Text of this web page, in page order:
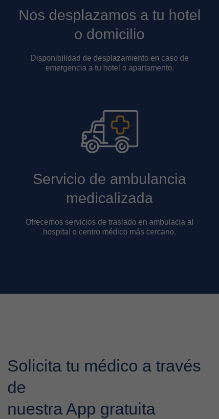
Nos desplazamos a tu hotel
o domicilio
Disponibilidad de desplazamiento en caso de
emergencia a tu hotel o apartamento.
Servicio de ambulancia
medicalizada
Ofrecemos servicios de traslado en ambulacia al
hospital o centro médico más cercano.
Solicita tu médico a través
de
nuestra App gratuita